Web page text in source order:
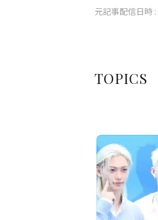
元記事配信日時 :
TOPICS